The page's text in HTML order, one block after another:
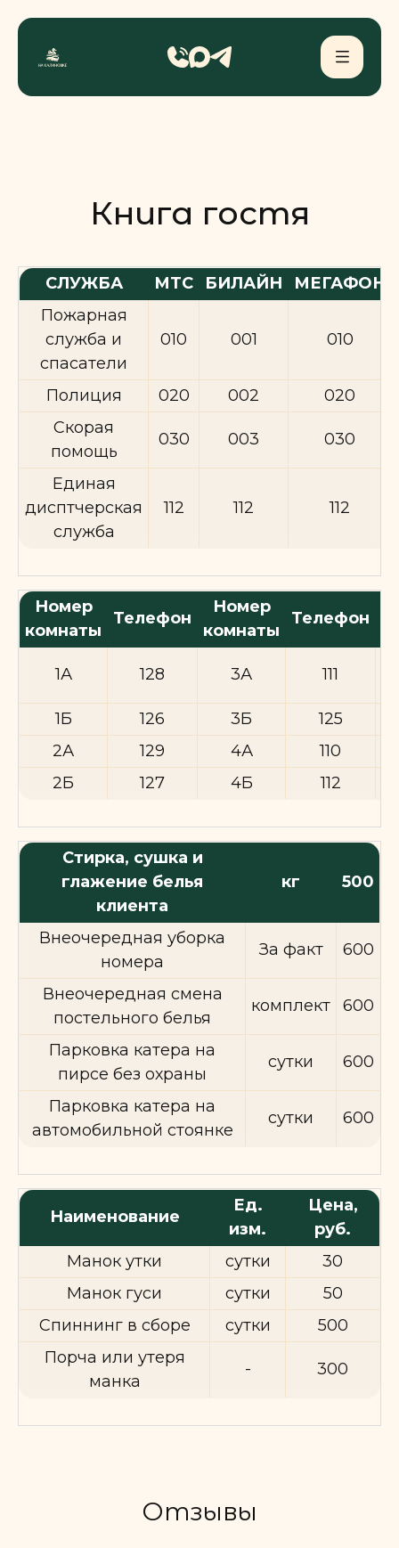
Книга гостя
СЛУЖБА МТС БИЛАЙН МЕГАФОН
Пожарная
служба и
спасатели
010 001 010
Полиция 020 002
020
Скорая
помощь
030 003 030
Единая
дисптчерская
служба
112 112 112
Номер
комнаты
Телефон
Номер
комнаты
Телефон
1А 128 3А 111
1Б 126 3Б
125
2А
129 4А
110
2Б
127 4Б 112
Стирка, сушка и
глажение белья
клиента
кг 500
Внеочередная уборка
номера
За факт 600
Внеочередная смена
постельного белья
комплект 600
Парковка катера на
пирсе без охраны
сутки 600
Парковка катера на
автомобильной стоянке
сутки 600
Наименование
Ед.
изм.
Цена,
руб.
Манок утки
сутки
30
Манок гуси
сутки
50
Спиннинг в сборе
сутки
500
Порча или утеря
манка
- 300
Отзывы